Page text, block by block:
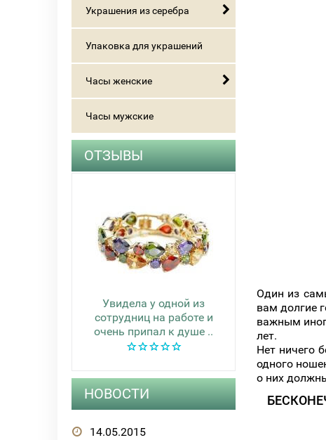
Украшения из серебра
Упаковка для украшений
Часы женские
Часы мужские
ОТЗЫВЫ
Увидела у одной из
сотрудниц на работе и
очень припал к душе ..
НОВОСТИ
14.05.2015
Один из
вам долгие
важным
лет.
Нет ничего
одного
о них